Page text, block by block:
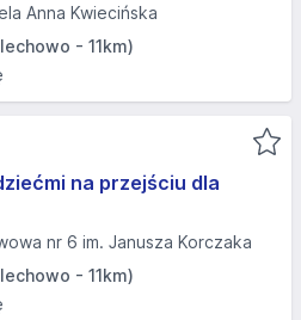
Anna Kwiecińska
- 11km)
na przejściu dla
nr 6 im. Janusza Korczaka
- 11km)